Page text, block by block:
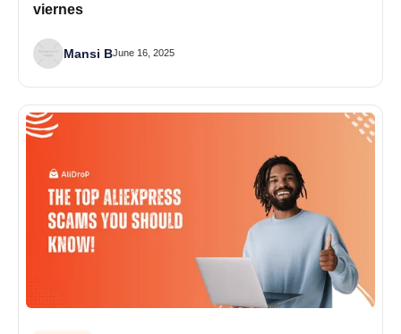
viernes
Mansi BJune 16, 2025